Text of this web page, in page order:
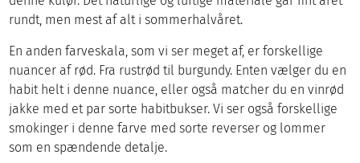
rundt, men mest af alt i sommerhalvåret.
En anden farveskala, som vi ser meget af, er forskellige
nuancer af rød. Fra rustrød til burgundy. Enten vælger du en
habit helt i denne nuance, eller også matcher du en vinrød
jakke med et par sorte habitbukser. Vi ser også forskellige
smokinger i denne farve med sorte reverser og lommer
som en spændende detalje.